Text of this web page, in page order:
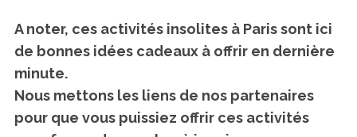
A noter, ces activités insolites à Paris sont ici
de bonnes idées cadeaux à offrir en dernière
minute.
Nous mettons les liens de nos partenaires
pour que vous puissiez offrir ces activités